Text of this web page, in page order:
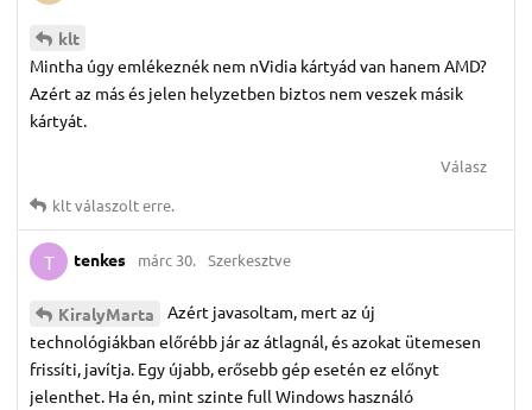
klt
Mintha úgy emlékeznék nem nVidia kártyád van hanem AMD?
Azért az más és jelen helyzetben biztos nem veszek másik
kártyát.
Válasz
kltválaszolt erre.
T tenkes márc 30. Szerkesztve
KiralyMarta
Azért javasoltam, mert az új
technológiákban előrébb jár az átlagnál, és azokat ütemesen
frissíti, javítja. Egy újabb, erősebb gép esetén ez előnyt
jelenthet. Ha én, mint szinte full Windows használó